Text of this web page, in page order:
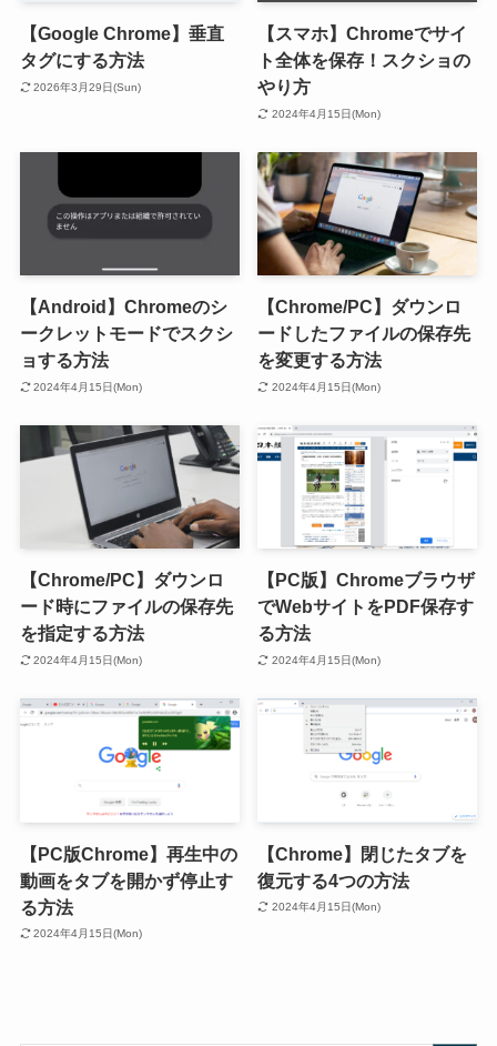
【Google Chrome】垂直
タグにする方法
2026年3月29日(Sun)
【スマホ】Chromeでサイ
ト全体を保存！スクショの
やり方
2024年4月15日(Mon)
【Android】Chromeのシ
ークレットモードでスクシ
ョする方法
2024年4月15日(Mon)
【Chrome/PC】ダウンロ
ードしたファイルの保存先
を変更する方法
2024年4月15日(Mon)
【Chrome/PC】ダウンロ
ード時にファイルの保存先
を指定する方法
2024年4月15日(Mon)
【PC版】Chromeブラウザ
でWebサイトをPDF保存す
る方法
2024年4月15日(Mon)
【PC版Chrome】再生中の
動画をタブを開かず停止す
る方法
2024年4月15日(Mon)
【Chrome】閉じたタブを
復元する4つの方法
2024年4月15日(Mon)